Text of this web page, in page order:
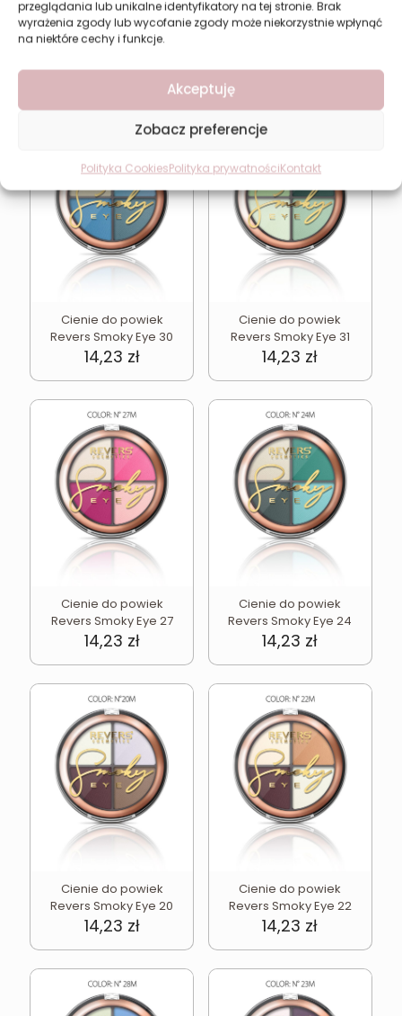
przeglądania lub unikalne identyfikatory na tej stronie. Brak
wyrażenia zgody lub wycofanie zgody może niekorzystnie wpłynąć
na niektóre cechy i funkcje.
Akceptuję
Zobacz preferencje
Polityka CookiesPolityka prywatnościKontakt
Może spodoba się również…
Cienie do powiek
Revers Smoky Eye 30
14,23 zł
Cienie do powiek
Revers Smoky Eye 31
14,23 zł
Cienie do powiek
Revers Smoky Eye 27
14,23 zł
Cienie do powiek
Revers Smoky Eye 24
14,23 zł
Cienie do powiek
Revers Smoky Eye 20
14,23 zł
Cienie do powiek
Revers Smoky Eye 22
14,23 zł